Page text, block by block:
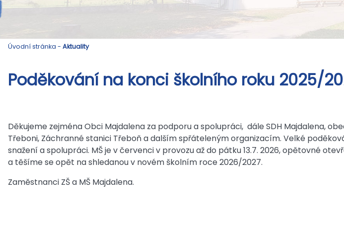
Úvodní stránka - Aktuality
Poděkování na konci školního roku 2025/
Děkujeme zejména Obci Majdalena za podporu a spolupráci, dále SDH Majdalena,
Třeboni, Záchranné stanici Třeboň a dalším spřáteleným organizacím. Velké
snažení a spolupráci. MŠ je v červenci v provozu až do pátku 13.7. 2026, opětovné
a těšíme se opět na shledanou v novém školním roce 2026/2027.
Zaměstnanci ZŠ a MŠ Majdalena.